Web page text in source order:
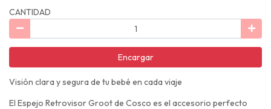
CANTIDAD
Encargar
Visión clara y segura de tu bebé en cada viaje
El Espejo Retrovisor Groot de Cosco es el accesorio perfecto